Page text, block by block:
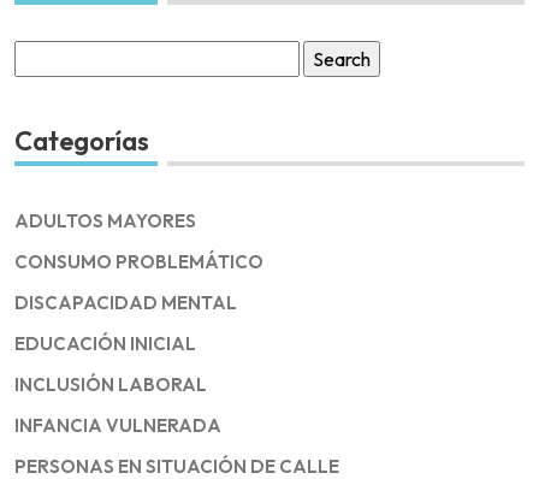
for:
Categorías
ADULTOS MAYORES
CONSUMO PROBLEMÁTICO
DISCAPACIDAD MENTAL
EDUCACIÓN INICIAL
INCLUSIÓN LABORAL
INFANCIA VULNERADA
PERSONAS EN SITUACIÓN DE CALLE